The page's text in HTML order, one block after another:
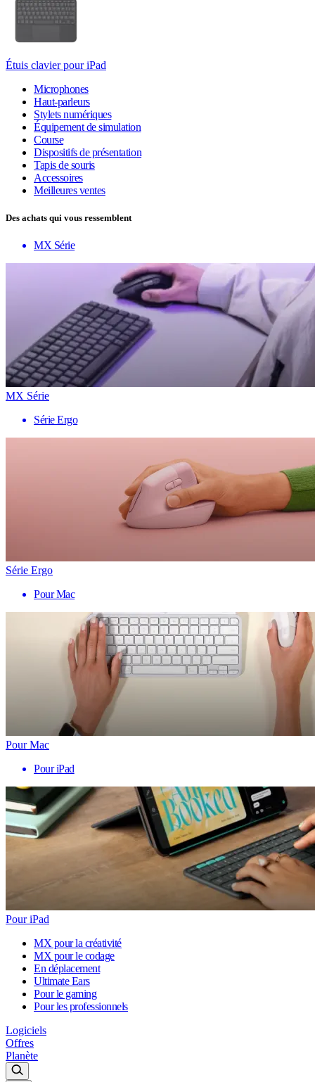
Étuis clavier pour iPad
Microphones
Haut-parleurs
Stylets numériques
Équipement de simulation
Course
Dispositifs de présentation
Tapis de souris
Accessoires
Meilleures ventes
Des achats qui vous ressemblent
MX Série
MX Série
Série Ergo
Série Ergo
Pour Mac
Pour Mac
Pour iPad
Pour iPad
MX pour la créativité
MX pour le codage
En déplacement
Ultimate Ears
Pour le gaming
Pour les professionnels
Logiciels
Offres
Planète